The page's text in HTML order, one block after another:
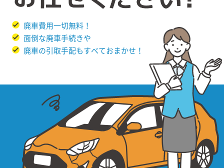
廃車費用一切無料！
面倒な廃車手続きや
廃車の引取手配もすべておまかせ！